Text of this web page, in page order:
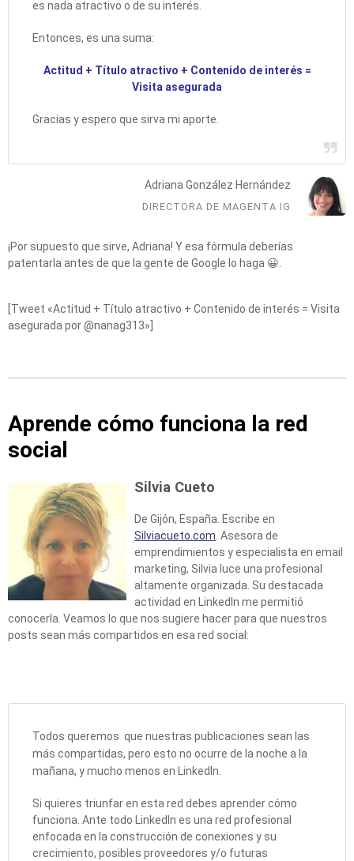
es nada atractivo o de su interés.
Entonces, es una suma:
Actitud + Título atractivo + Contenido de interés =
Visita asegurada
Gracias y espero que sirva mi aporte.
Adriana González Hernández
DIRECTORA DE MAGENTA IG
¡Por supuesto que sirve, Adriana! Y esa fórmula deberías
patentarla antes de que la gente de Google lo haga 😀.
[Tweet «Actitud + Título atractivo + Contenido de interés = Visita
asegurada por @nanag313»]
Aprende cómo funciona la red
social
Silvia Cueto
De Gijón, España. Escribe en
Silviacueto.com . Asesora de
emprendimientos y especialista en email
marketing, Silvia luce una profesional
altamente organizada. Su destacada
actividad en LinkedIn me permitió
conocerla. Veamos lo que nos sugiere hacer para que nuestros
posts sean más compartidos en esa red social:
Todos queremos que nuestras publicaciones sean las
más compartidas, pero esto no ocurre de la noche a la
mañana, y mucho menos en LinkedIn.
Si quieres triunfar en esta red debes aprender cómo
funciona. Ante todo LinkedIn es una red profesional
enfocada en la construcción de conexiones y su
crecimiento, posibles proveedores y/o futuras